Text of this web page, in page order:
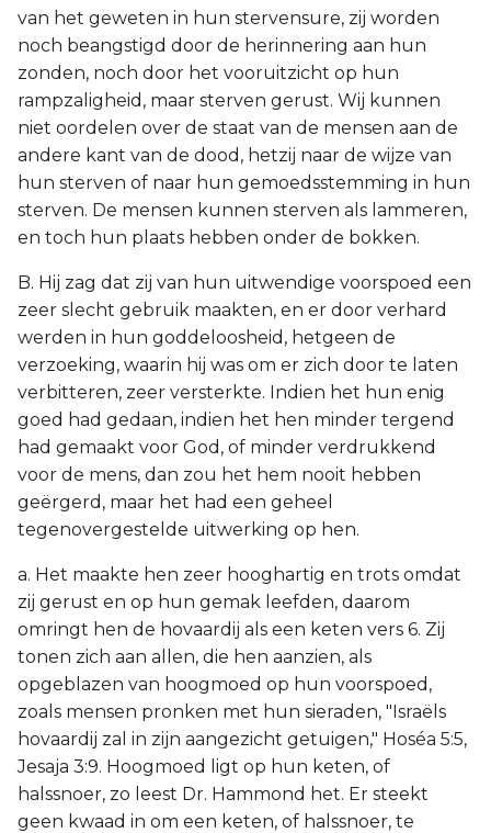
van het geweten in hun stervensure, zij worden
noch beangstigd door de herinnering aan hun
zonden, noch door het vooruitzicht op hun
rampzaligheid, maar sterven gerust. Wij kunnen
niet oordelen over de staat van de mensen aan de
andere kant van de dood, hetzij naar de wijze van
hun sterven of naar hun gemoedsstemming in hun
sterven. De mensen kunnen sterven als lammeren,
en toch hun plaats hebben onder de bokken.
B. Hij zag dat zij van hun uitwendige voorspoed een
zeer slecht gebruik maakten, en er door verhard
werden in hun goddeloosheid, hetgeen de
verzoeking, waarin hij was om er zich door te laten
verbitteren, zeer versterkte. Indien het hun enig
goed had gedaan, indien het hen minder tergend
had gemaakt voor God, of minder verdrukkend
voor de mens, dan zou het hem nooit hebben
geërgerd, maar het had een geheel
tegenovergestelde uitwerking op hen.
a. Het maakte hen zeer hooghartig en trots omdat
zij gerust en op hun gemak leefden, daarom
omringt hen de hovaardij als een keten vers 6. Zij
tonen zich aan allen, die hen aanzien, als
opgeblazen van hoogmoed op hun voorspoed,
zoals mensen pronken met hun sieraden, "Israëls
hovaardij zal in zijn aangezicht getuigen," Hoséa 5:5,
Jesaja 3:9. Hoogmoed ligt op hun keten, of
halssnoer, zo leest Dr. Hammond het. Er steekt
geen kwaad in om een keten, of halssnoer, te